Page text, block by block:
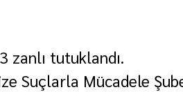
zanlı tutuklandı.
Suçlarla Mücadele